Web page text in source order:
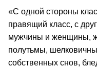
«С одной стороны
правящий класс, с
мужчины и женщины,
полутьмы,
собственных снов,